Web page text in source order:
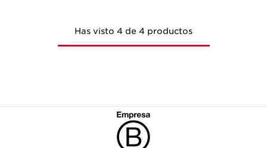
Has visto 4 de 4 productos